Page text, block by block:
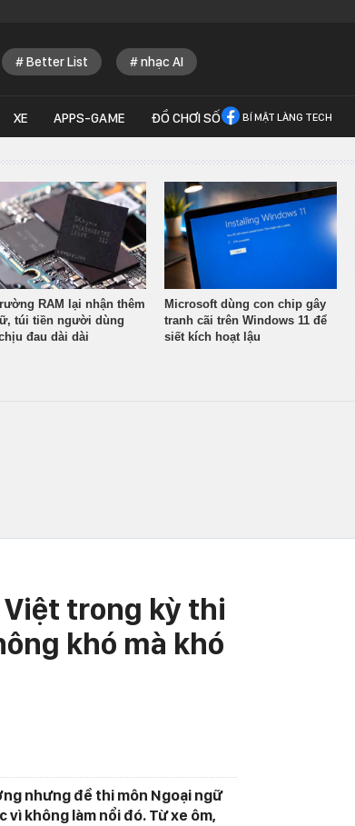
Better List nhạc AI
XE APPS-GAME ĐỒ CHƠI SỐ BÍ MẬT LÀNG TECH
RAM lại nhận thêm
túi tiền người dùng
đau dài dài
Microsoft dùng con chip gây
tranh cãi trên Windows 11 để
siết kích hoạt lậu
trong kỳ thi
khó mà khó
nhưng đề thi môn Ngoại ngữ
không làm nổi đó. Từ xe ôm,